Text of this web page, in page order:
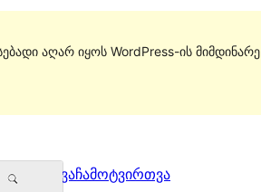
აღარ იყოს WordPress-ის მიმდინარე
გადახედვაჩამოტვირთვა